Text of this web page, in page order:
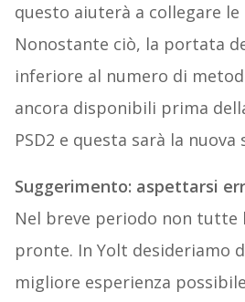
questo aiuterà a collegare
Nonostante ciò, la portata
inferiore al numero di
ancora disponibili prima
PSD2 e questa sarà la nuova
Suggerimento: aspettarsi
Nel breve periodo non tutte
pronte. In Yolt desideriamo
migliore esperienza